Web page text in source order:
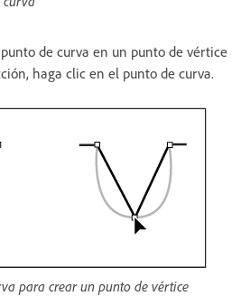
de curva en un punto de vértice
haga clic en el punto de curva.
para crear un punto de vértice